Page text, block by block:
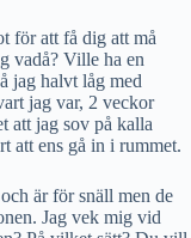
för att få dig att må
vadå? Ville ha en
jag halvt låg med
jag var, 2 veckor
att jag sov på kalla
att ens gå in i rummet.
är för snäll men de
Jag vek mig vid